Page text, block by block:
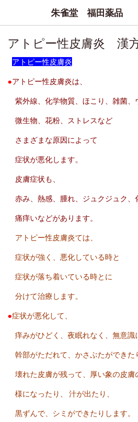
朱雀堂 福田薬品
アトピー性皮膚炎 漢
アトピー性皮膚炎
●アトピー性皮膚炎は、
紫外線、化学物質、ほこり、雑菌、
微生物、花粉、ストレスなど
さまざまな原因によって
症状が悪化します。
皮膚症状も、
赤み、熱感、腫れ、ジュクジュク、
痛痒いなどがあります。
アトピー性皮膚炎ては、
症状が強く、悪化している時と
症状が落ち着いている時とに
分けて治療します。
●症状が悪化して、
痒みがひどく、夜眠れなく、無意識
幹部がただれて、かさぶたができた
壊れた皮膚が残って、厚い象の皮膚
様になったり、 汁が出たり、
黒ずんで、シミができたりします。